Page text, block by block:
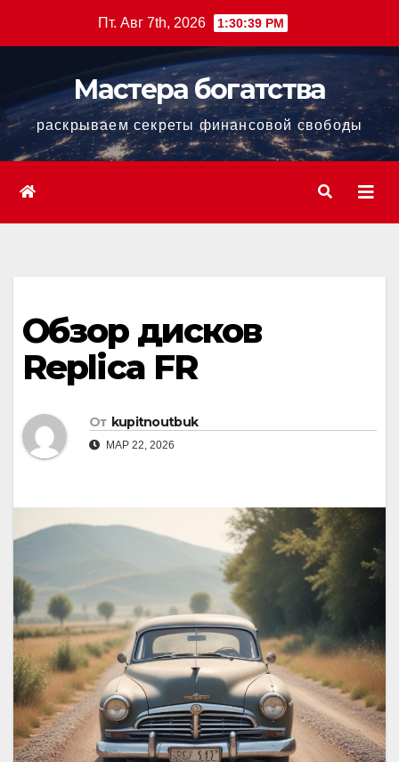
Пт. Авг 7th, 2026 1:30:40 PM
Мастера богатства
раскрываем секреты финансовой свободы
Обзор дисков
Replica FR
От kupitnoutbuk
МАР 22, 2026